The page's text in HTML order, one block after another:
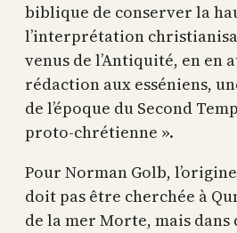
biblique de conserver la
l’interprétation
venus de l’Antiquité, en en
rédaction aux esséniens,
de l’époque du Second
proto-chrétienne ».
Pour Norman Golb,
doit pas être cherchée à
de la mer Morte, mais dans